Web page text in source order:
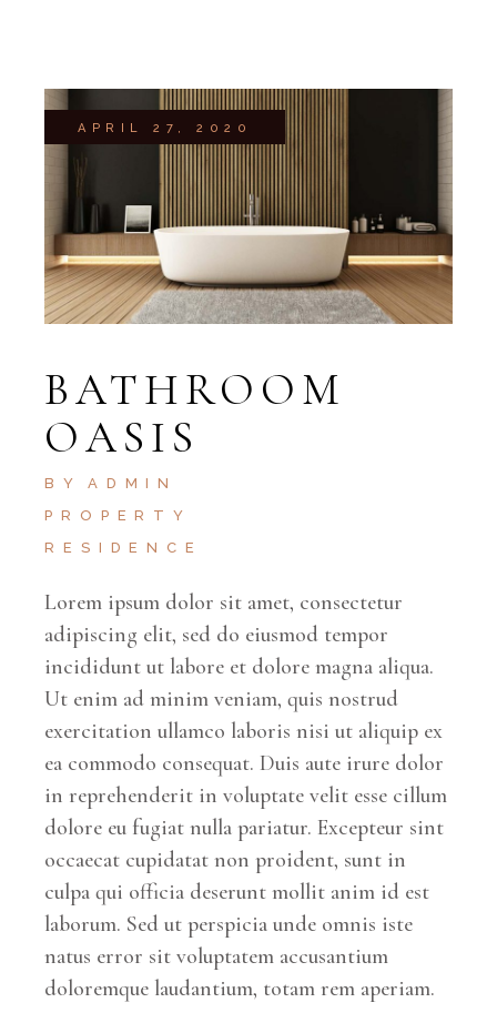
APRIL 27, 2020
BATHROOM
OASIS
BY
ADMIN
PROPERTY
RESIDENCE
Lorem ipsum dolor sit amet, consectetur
adipiscing elit, sed do eiusmod tempor
incididunt ut labore et dolore magna aliqua.
Ut enim ad minim veniam, quis nostrud
exercitation ullamco laboris nisi ut aliquip ex
ea commodo consequat. Duis aute irure dolor
in reprehenderit in voluptate velit esse cillum
dolore eu fugiat nulla pariatur. Excepteur sint
occaecat cupidatat non proident, sunt in
culpa qui officia deserunt mollit anim id est
laborum. Sed ut perspicia unde omnis iste
natus error sit voluptatem accusantium
doloremque laudantium, totam rem aperiam.